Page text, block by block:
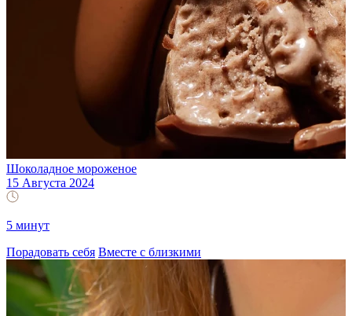
Шоколадное мороженое
15 Августа 2024
5 минут
Порадовать себя Вместе с близкими